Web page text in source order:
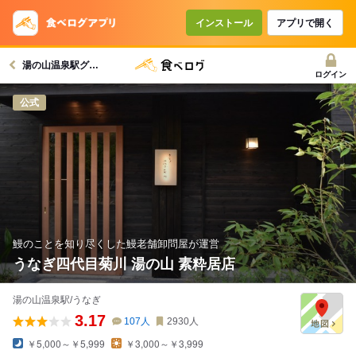
インストール アプリで開く
湯の山温泉駅グルメへ
ログイン
公式
鰻のことを知り尽くした鰻老舗卸問屋が運営
うなぎ四代目菊川 湯の山 素粋居店
湯の山温泉駅/うなぎ
3.17 107 人 2930人
￥5,000～￥5,999 ￥3,000～￥3,999